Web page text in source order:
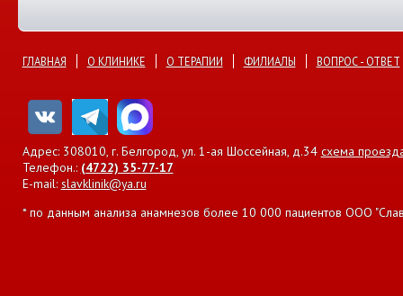
ГЛАВНАЯ О КЛИНИКЕ О ТЕРАПИИ ФИЛИАЛЫ ВОПРОС - ОТВЕТ
Адрес: 308010, г. Белгород, ул. 1-ая Шоссейная, д.34 схема
Телефон.: (4722) 35-77-17
E-mail: slavklinik@ya.ru
* по данным анализа анамнезов более 10 000 пациентов ООО